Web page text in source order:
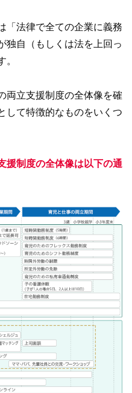
「法律で全ての企業に義務
独自（もしくは法を上回っ
。
両立支援制度の全体像を確
して特徴的なものをいくつ
援制度の全体像は以下の通